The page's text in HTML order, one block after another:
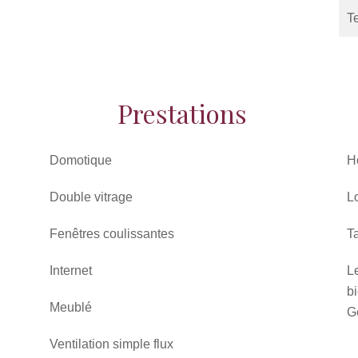
Prestations
Domotique
Double vitrage
Fenêtres coulissantes
Internet
Meublé
Ventilation simple flux